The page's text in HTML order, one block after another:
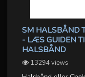
SM HALSBÅND
- LÆS GUIDEN
HALSBÅND
13294 views